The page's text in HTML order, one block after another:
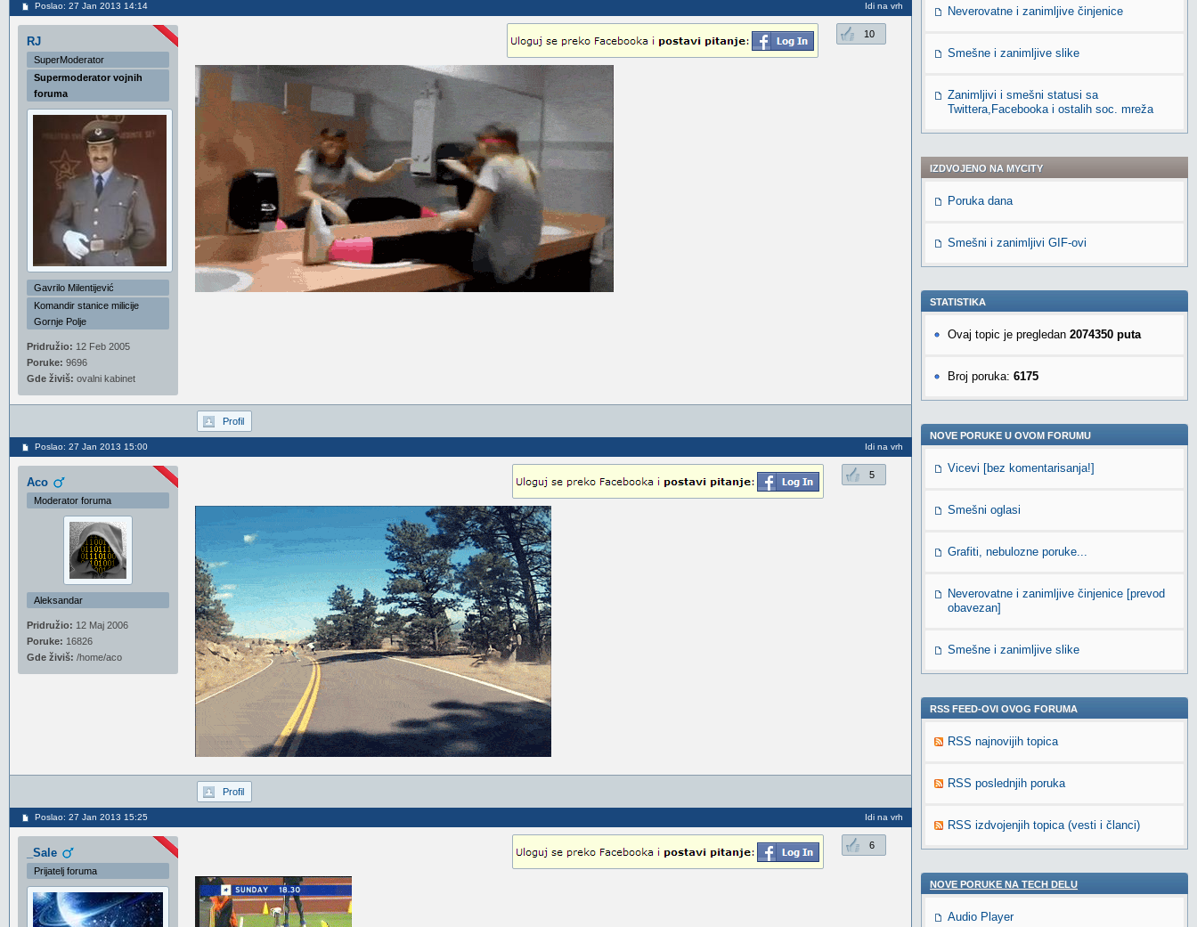
Poslao: 27 Jan 2013 14:14 Idi na vrh
RJ
SuperModerator
Supermoderator vojnih
foruma
Gavrilo Milentijević
Komandir stanice milicije
Gornje Polje
Pridružio: 12 Feb 2005
Poruke: 9696
Gde živiš: ovalni kabinet
10
Profil
Poslao: 27 Jan 2013 15:00 Idi na vrh
Aco
Moderator foruma
Aleksandar
Pridružio: 12 Maj 2006
Poruke: 16826
Gde živiš: /home/aco
5
Profil
Poslao: 27 Jan 2013 15:25 Idi na vrh
_Sale
Prijatelj foruma
6
Neverovatne i zanimljive činjenice
Smešne i zanimljive slike
Zanimljivi i smešni statusi sa
Twittera,Facebooka i ostalih soc. mreža
IZDVOJENO NA MYCITY
Poruka dana
Smešni i zanimljivi GIF-ovi
STATISTIKA
Ovaj topic je pregledan 2074350 puta
Broj poruka: 6175
NOVE PORUKE U OVOM FORUMU
Vicevi [bez komentarisanja!]
Smešni oglasi
Grafiti, nebulozne poruke...
Neverovatne i zanimljive činjenice [prevod
obavezan]
Smešne i zanimljive slike
RSS FEED-OVI OVOG FORUMA
RSS najnovijih topica
RSS poslednjih poruka
RSS izdvojenjih topica (vesti i članci)
NOVE PORUKE NA TECH DELU
Audio Player